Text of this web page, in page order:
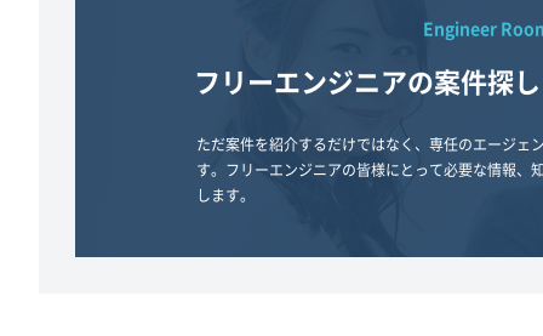
Engineer
フリーエンジニアの案件探
ただ案件を紹介するだけではなく、専任のエージェ
す。フリーエンジニアの皆様にとって必要な情報、
します。